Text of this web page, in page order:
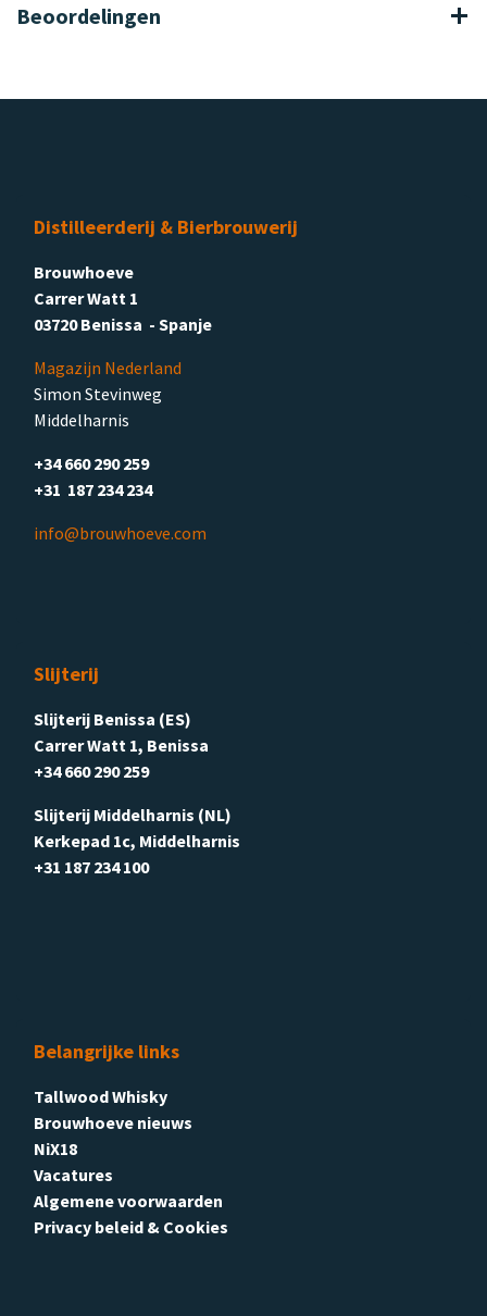
Beoordelingen
Distilleerderij & Bierbrouwerij
Brouwhoeve
Carrer Watt 1
03720 Benissa - Spanje
Magazijn Nederland
Simon Stevinweg
Middelharnis
+34 660 290 259
+31 187 234 234
info@brouwhoeve.com
Slijterij
Slijterij Benissa (ES)
Carrer Watt 1, Benissa
+34 660 290 259
Slijterij Middelharnis (NL)
Kerkepad 1c, Middelharnis
+31 187 234 100
Belangrijke links
Tallwood Whisky
Brouwhoeve nieuws
NiX18
Vacatures
Algemene voorwaarden
Privacy beleid & Cookies